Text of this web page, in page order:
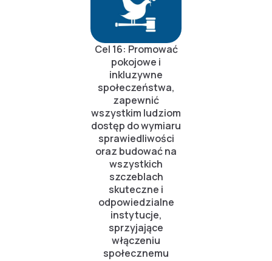
Cel 16: Promować
pokojowe i
inkluzywne
społeczeństwa,
zapewnić
wszystkim ludziom
dostęp do wymiaru
sprawiedliwości
oraz budować na
wszystkich
szczeblach
skuteczne i
odpowiedzialne
instytucje,
sprzyjające
włączeniu
społecznemu